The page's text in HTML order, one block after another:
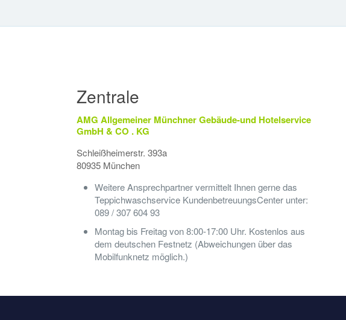
Zentrale
AMG Allgemeiner Münchner Gebäude-und Hotelservice
GmbH & CO . KG
Schleißheimerstr. 393a
80935 München
Weitere Ansprechpartner vermittelt Ihnen gerne das
Teppichwaschservice KundenbetreuungsCenter unter:
089 / 307 604 93
Montag bis Freitag von 8:00-17:00 Uhr. Kostenlos aus
dem deutschen Festnetz (Abweichungen über das
Mobilfunknetz möglich.)